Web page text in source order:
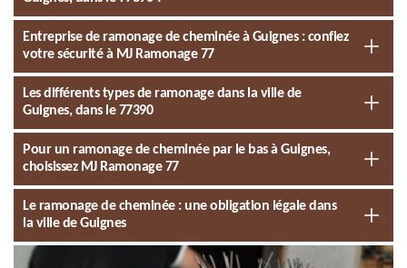
Entreprise de ramonage de cheminée à Guignes : confiez
votre sécurité à MJ Ramonage 77
Les différents types de ramonage dans la ville de
Guignes, dans le 77390
Pour un ramonage de cheminée par le bas à Guignes,
choisissez MJ Ramonage 77
Le ramonage de cheminée : une obligation légale dans
la ville de Guignes